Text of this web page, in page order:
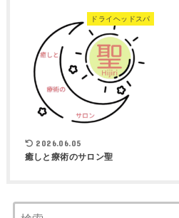
ドライヘッドスパ
2026.06.05
癒しと療術のサロン聖